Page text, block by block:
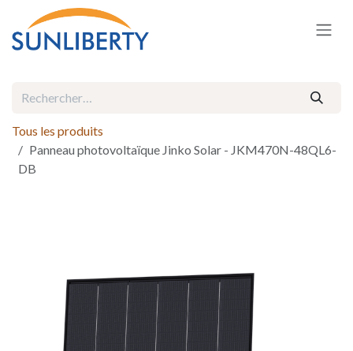
Se rendre au contenu
Tous les produits
Panneau photovoltaïque Jinko Solar - JKM470N-48QL6-
DB